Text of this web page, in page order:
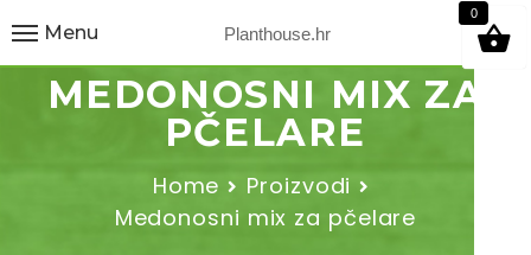
Planthouse.hr
Menu
9
MEDONOSNI MIX ZA
PČELARE
Home
Proizvodi
Medonosni mix za pčelare
0